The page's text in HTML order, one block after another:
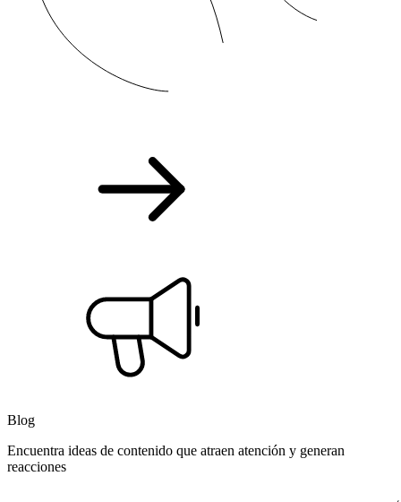
Blog
Encuentra ideas de contenido que atraen atención y generan
reacciones